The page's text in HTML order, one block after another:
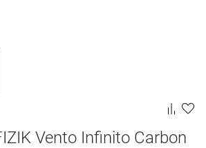
Vento Infinito Carbon